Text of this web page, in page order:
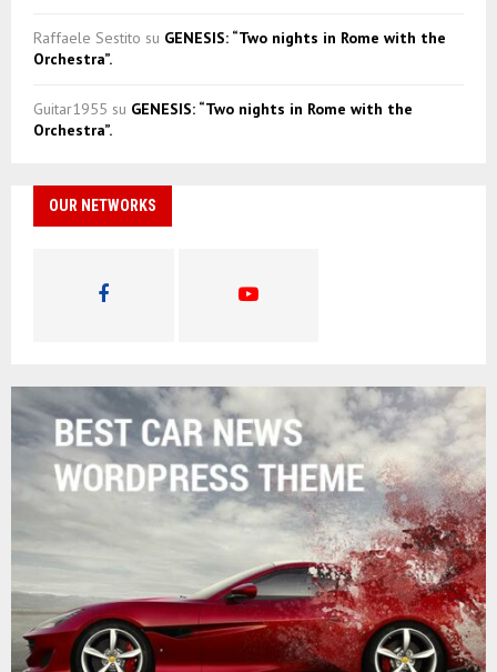
Raffaele Sestito su GENESIS: “Two nights in Rome with the
Orchestra”.
Guitar1955 su GENESIS: “Two nights in Rome with the
Orchestra”.
OUR NETWORKS